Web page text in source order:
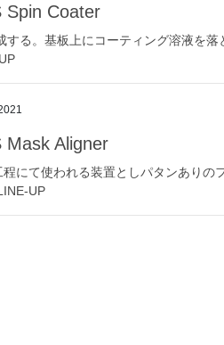
Spin Coater
る。基板上にコーティング溶液を
Mask Aligner
にて使われる装置としパタンありの
UP